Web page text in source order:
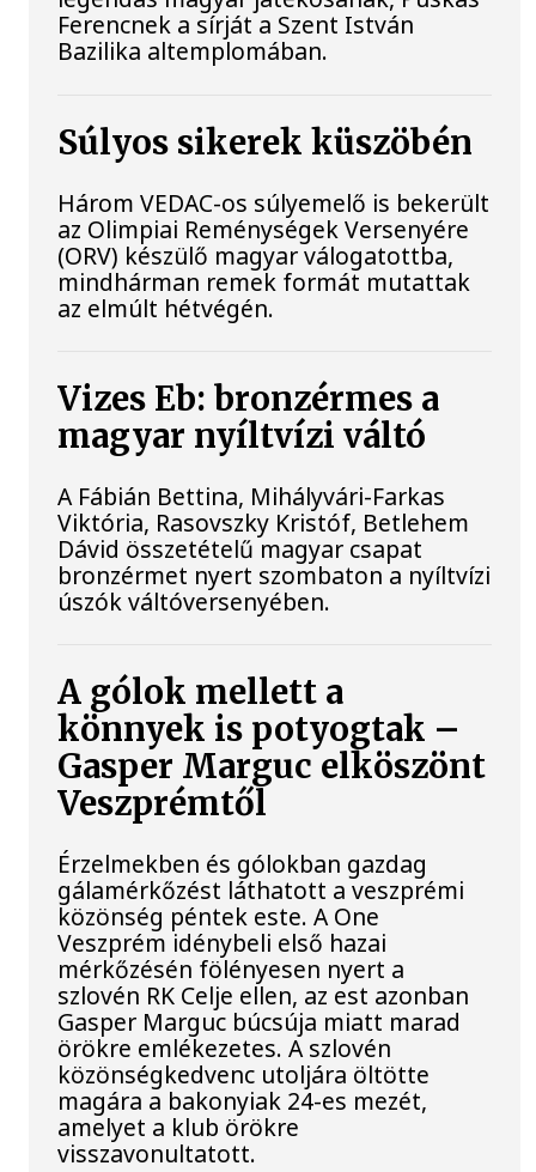
Ferencnek a sírját a Szent István
Bazilika altemplomában.
Súlyos sikerek küszöbén
Három VEDAC-os súlyemelő is bekerült
az Olimpiai Reménységek Versenyére
(ORV) készülő magyar válogatottba,
mindhárman remek formát mutattak
az elmúlt hétvégén.
Vizes Eb: bronzérmes a
magyar nyíltvízi váltó
A Fábián Bettina, Mihályvári-Farkas
Viktória, Rasovszky Kristóf, Betlehem
Dávid összetételű magyar csapat
bronzérmet nyert szombaton a nyíltvízi
úszók váltóversenyében.
A gólok mellett a
könnyek is potyogtak –
Gasper Marguc elköszönt
Veszprémtől
Érzelmekben és gólokban gazdag
gálamérkőzést láthatott a veszprémi
közönség péntek este. A One
Veszprém idénybeli első hazai
mérkőzésén fölényesen nyert a
szlovén RK Celje ellen, az est azonban
Gasper Marguc búcsúja miatt marad
örökre emlékezetes. A szlovén
közönségkedvenc utoljára öltötte
magára a bakonyiak 24-es mezét,
amelyet a klub örökre
visszavonultatott.